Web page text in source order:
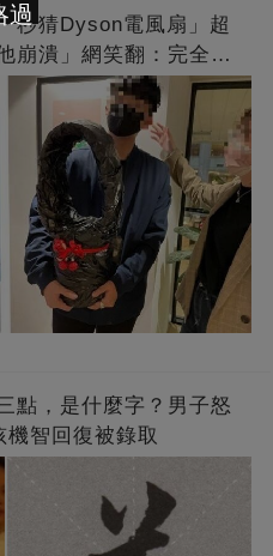
秒猜Dyson電風扇」超
潰」網笑翻：完全想
點，是什麼字？男子怒
智回復被錄取
過